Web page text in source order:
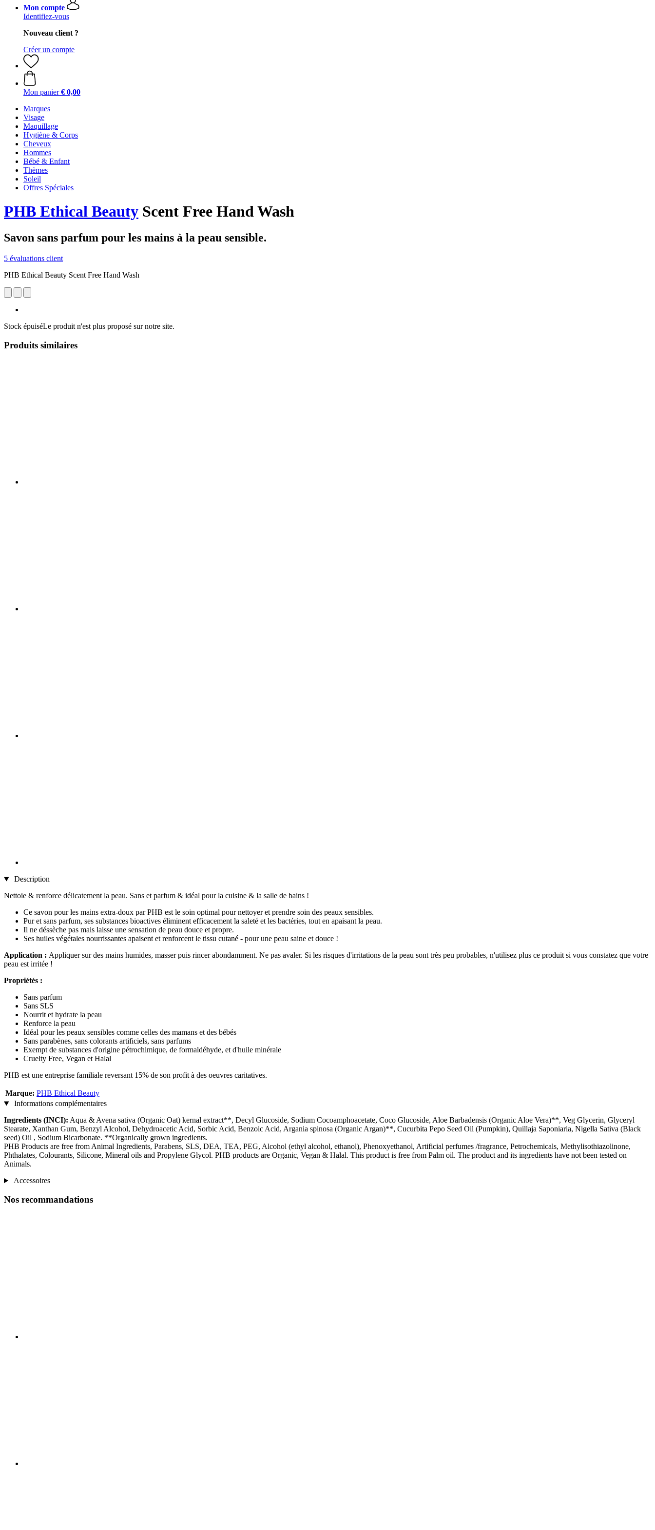
Mon compte
Identifiez-vous
Nouveau client ?
Créer un compte
Mon panier € 0,00
Marques
Visage
Maquillage
Hygiène & Corps
Cheveux
Hommes
Bébé & Enfant
Thèmes
Soleil
Offres Spéciales
PHB Ethical Beauty Scent Free Hand Wash
Savon sans parfum pour les mains à la peau sensible.
5 évaluations client
PHB Ethical Beauty Scent Free Hand Wash
Stock épuiséLe produit n'est plus proposé sur notre site.
Produits similaires
Description
Nettoie & renforce délicatement la peau. Sans et parfum & idéal pour la cuisine & la salle de bains !
Ce savon pour les mains extra-doux par PHB est le soin optimal pour nettoyer et prendre soin des peaux sensibles.
Pur et sans parfum, ses substances bioactives éliminent efficacement la saleté et les bactéries, tout en apaisant la peau.
Il ne déssèche pas mais laisse une sensation de peau douce et propre.
Ses huiles végétales nourrissantes apaisent et renforcent le tissu cutané - pour une peau saine et douce !
Application : Appliquer sur des mains humides, masser puis rincer abondamment. Ne pas avaler. Si les risques d'irritations de la peau sont très peu probables, n'utilisez plus ce produit si vous constatez que votre
peau est irritée !
Propriétés :
Sans parfum
Sans SLS
Nourrit et hydrate la peau
Renforce la peau
Idéal pour les peaux sensibles comme celles des mamans et des bébés
Sans parabènes, sans colorants artificiels, sans parfums
Exempt de substances d'origine pétrochimique, de formaldéhyde, et d'huile minérale
Cruelty Free, Vegan et Halal
PHB est une entreprise familiale reversant 15% de son profit à des oeuvres caritatives.
Marque: PHB Ethical Beauty
Informations complémentaires
Ingredients (INCI): Aqua & Avena sativa (Organic Oat) kernal extract**, Decyl Glucoside, Sodium Cocoamphoacetate, Coco Glucoside, Aloe Barbadensis (Organic Aloe Vera)**, Veg Glycerin, Glyceryl
Stearate, Xanthan Gum, Benzyl Alcohol, Dehydroacetic Acid, Sorbic Acid, Benzoic Acid, Argania spinosa (Organic Argan)**, Cucurbita Pepo Seed Oil (Pumpkin), Quillaja Saponiaria, Nigella Sativa (Black
seed) Oil , Sodium Bicarbonate. **Organically grown ingredients.
PHB Products are free from Animal Ingredients, Parabens, SLS, DEA, TEA, PEG, Alcohol (ethyl alcohol, ethanol), Phenoxyethanol, Artificial perfumes /fragrance, Petrochemicals, Methylisothiazolinone,
Phthalates, Colourants, Silicone, Mineral oils and Propylene Glycol. PHB products are Organic, Vegan & Halal. This product is free from Palm oil. The product and its ingredients have not been tested on
Animals.
Accessoires
Nos recommandations